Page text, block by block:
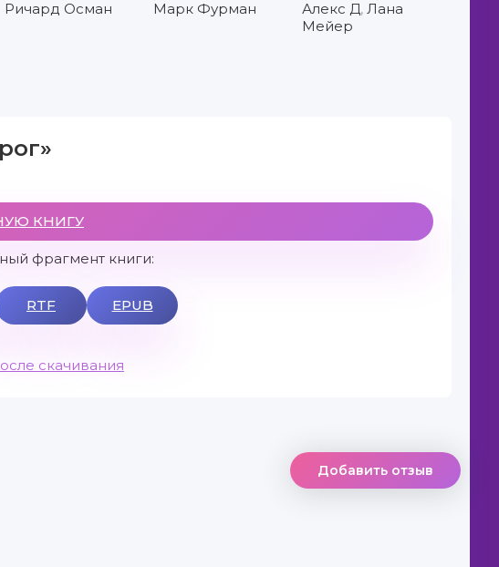
Ричард Осман
Марк Фурман
Алекс Д,Лана
Мейер
КНИГУ
фрагмент книги:
RTF EPUB
скачивания
Добавить отзыв